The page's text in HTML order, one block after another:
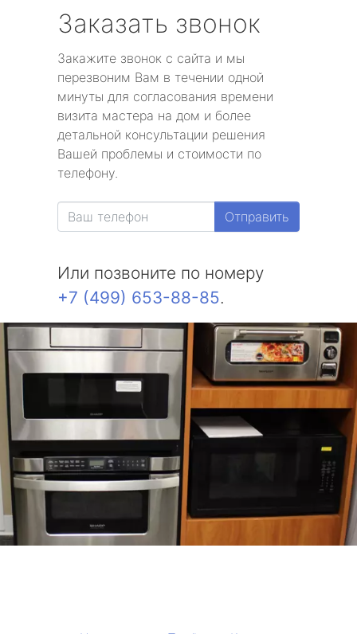
Заказать звонок
Закажите звонок с сайта и мы
перезвоним Вам в течении одной
минуты для согласования времени
визита мастера на дом и более
детальной консультации решения
Вашей проблемы и стоимости по
телефону.
Отправить
Или позвоните по номеру
+7 (499) 653-88-85.